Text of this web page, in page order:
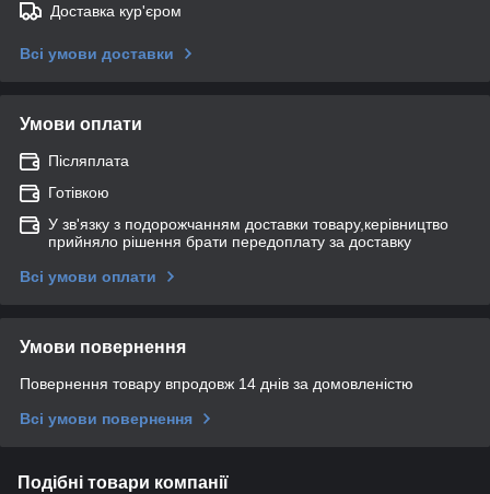
Доставка кур'єром
Всі умови доставки
Умови оплати
Післяплата
Готівкою
У зв'язку з подорожчанням доставки товару,керівництво
прийняло рішення брати передоплату за доставку
Всі умови оплати
Умови повернення
Повернення товару впродовж 14 днів за домовленістю
Всі умови повернення
Подібні товари компанії